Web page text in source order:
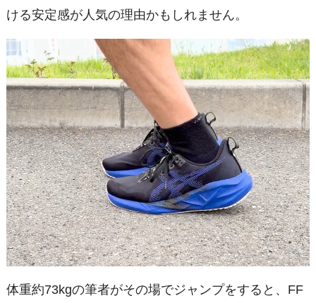
ける安定感が人気の理由かもしれません。
体重約73kgの筆者がその場でジャンプをすると、FF